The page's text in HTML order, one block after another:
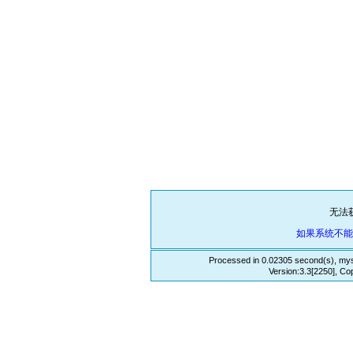
无法
如果系统不
Processed in 0.02305 second(s),
Version:3.3[2250],